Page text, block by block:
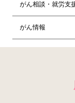
がん相談・就労支
がん情報